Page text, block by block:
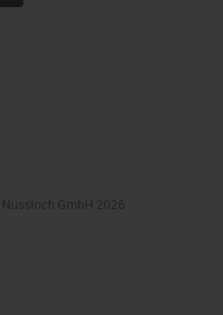
GmbH 2026